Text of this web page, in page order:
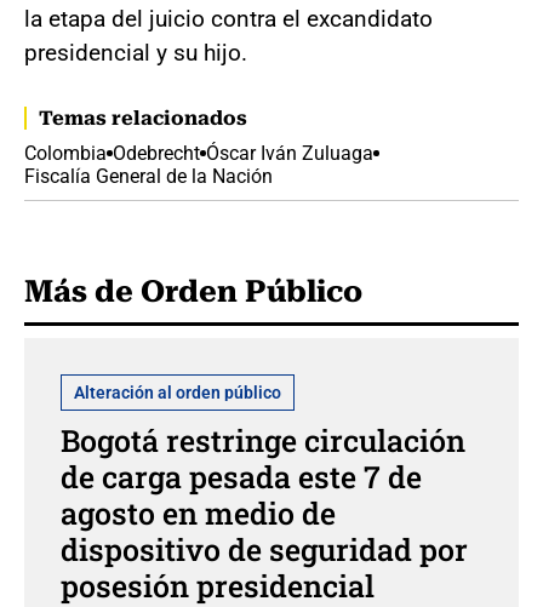
la etapa del juicio contra el excandidato
presidencial y su hijo.
Temas relacionados
Colombia Odebrecht Óscar Iván Zuluaga
Fiscalía General de la Nación
Más de Orden Público
Alteración al orden público
Bogotá restringe circulación
de carga pesada este 7 de
agosto en medio de
dispositivo de seguridad por
posesión presidencial